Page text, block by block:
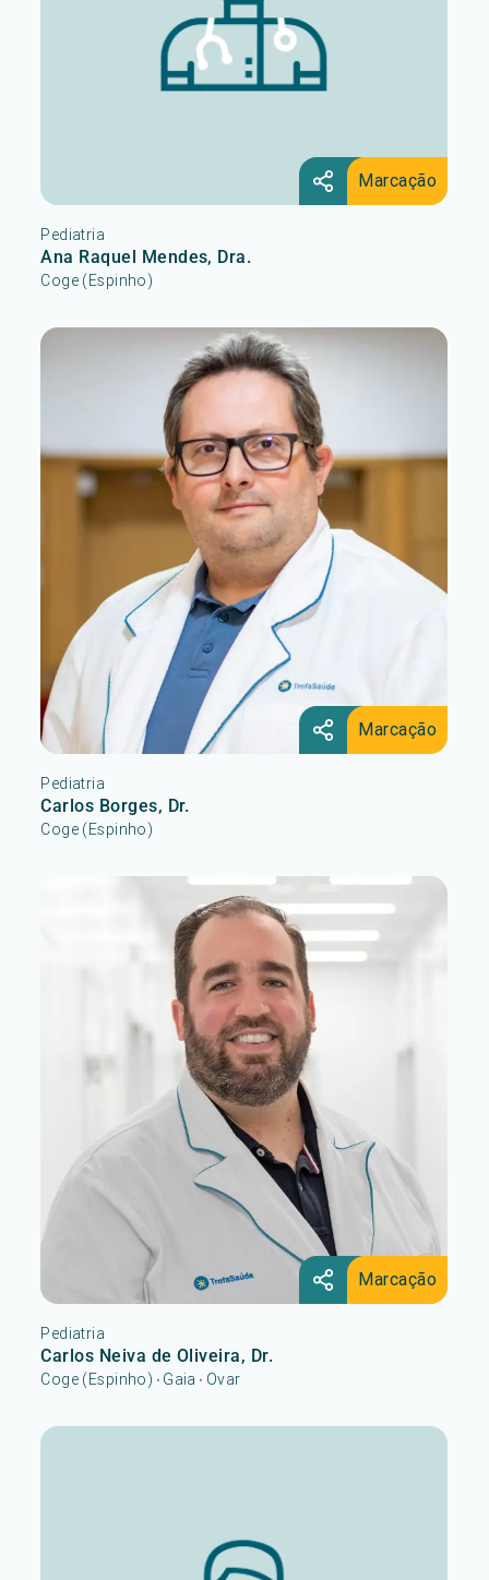
Marcação
Pediatria
Ana Raquel Mendes, Dra.
Coge (Espinho)
Marcação
Pediatria
Carlos Borges, Dr.
Coge (Espinho)
Marcação
Pediatria
Carlos Neiva de Oliveira, Dr.
Coge (Espinho) • Gaia • Ovar